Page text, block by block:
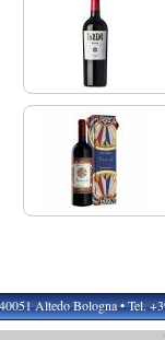
Altedo Bologna • Tel.